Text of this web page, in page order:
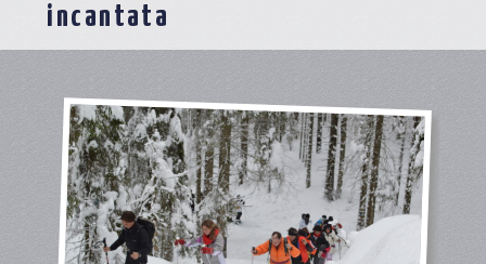
incantata